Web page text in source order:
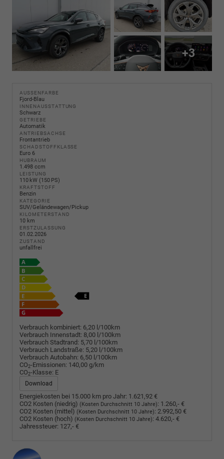
+3
AUSSENFARBE
Fjord-Blau
INNENAUSSTATTUNG
Schwarz
GETRIEBE
Automatik
ANTRIEBSACHSE
Frontantrieb
SCHADSTOFFKLASSE
Euro 6
HUBRAUM
1.498 ccm
LEISTUNG
110 kW (150 PS)
KRAFTSTOFF
Benzin
KATEGORIE
SUV/Geländewagen/Pickup
KILOMETERSTAND
10 km
ERSTZULASSUNG
01.02.2026
ZUSTAND
unfallfrei
Verbrauch kombiniert: 6,20 l/100km
Verbrauch Innenstadt: 8,00 l/100km
Verbrauch Stadtrand: 5,70 l/100km
Verbrauch Landstraße: 5,20 l/100km
Verbrauch Autobahn: 6,50 l/100km
CO2-Emissionen: 140,00 g/km
CO2-Klasse: E
Download
Energiekosten bei 15.000 km pro Jahr: 1.621,92 €
CO2 Kosten (niedrig) (Kosten Durchschnitt 10 Jahre): 1.260,- €
CO2 Kosten (mittel) (Kosten Durchschnitt 10 Jahre): 2.992,50 €
CO2 Kosten (hoch) (Kosten Durchschnitt 10 Jahre): 4.620,- €
Jahressteuer: 127,- €